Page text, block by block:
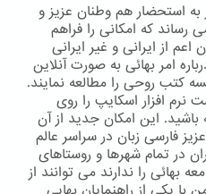
به استحضار هم وطنان عزیز و
رساند که امکانی را فراهم
از ایرانی و غیر ایرانی
امر بهائی به صورت آنلاین
کتب روحی را مطالعه نمایند.
نرم افزار اسکایپ را روی
این امکان جدید از آن
فارسی زبان در سراسر عالم
تمام شهرها و روستاهای
بهائی را ندارند می توانند از